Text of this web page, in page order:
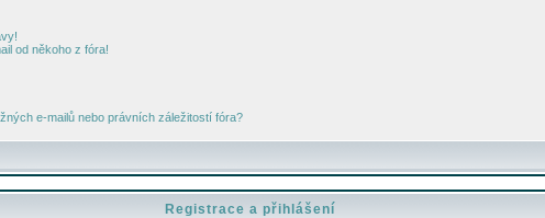
od někoho z fóra!
e-mailů nebo právních záležitostí fóra?
Registrace a přihlášení